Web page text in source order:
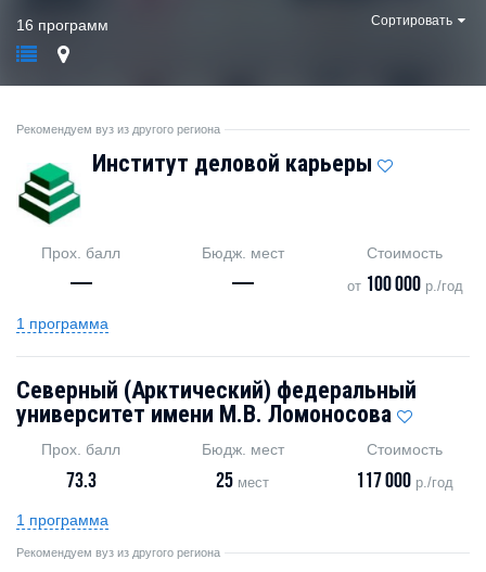
16 программ Сортировать
Рекомендуем вуз из другого региона
Институт деловой карьеры
Прох. балл
—
Бюдж. мест
—
Стоимость
от 100 000р./год
1 программа
Северный (Арктический) федеральный
университет имени М.В. Ломоносова
Прох. балл
73.3
Бюдж. мест
25 мест
Стоимость
117 000 р./год
1 программа
Рекомендуем вуз из другого региона